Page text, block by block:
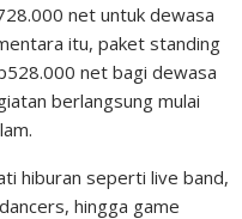
net untuk dewasa
itu, paket standing
net bagi dewasa
berlangsung mulai
hiburan seperti live band,
hingga game